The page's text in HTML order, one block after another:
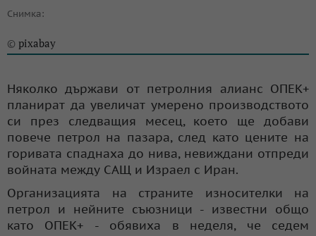
Снимка:
© pixabay
Няколко държави от петролния алианс ОПЕК+
планират да увеличат умерено производството
си през следващия месец, което ще добави
повече петрол на пазара, след като цените на
горивата спаднаха до нива, невиждани отпреди
войната между САЩ и Израел с Иран.
Организацията на страните износителки на
петрол и нейните съюзници - известни общо
като ОПЕК+ - обявиха в неделя, че седем